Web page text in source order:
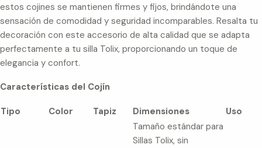
estos cojines se mantienen firmes y fijos, brindándote una
sensación de comodidad y seguridad incomparables. Resalta tu
decoración con este accesorio de alta calidad que se adapta
perfectamente a tu silla Tolix, proporcionando un toque de
elegancia y confort.
Características del Cojín
Tipo Color Tapiz Dimensiones Uso
Tamaño estándar para
Sillas Tolix, sin